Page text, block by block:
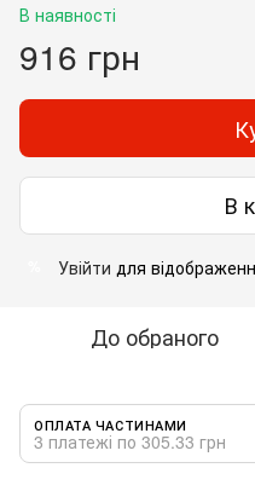
В наявності
916 грн
В
Увійти для
До обраного
ОПЛАТА ЧАСТИНАМИ
3 платежі по 305.33 грн